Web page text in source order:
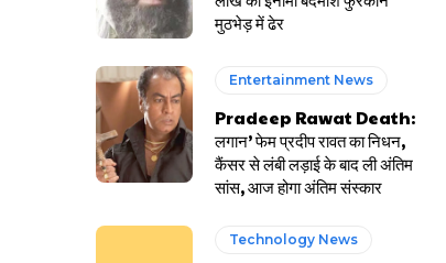
मुठभेड़ में ढेर
Entertainment News
Pradeep Rawat Death:
लगान’ फेम प्रदीप रावत का निधन,
कैंसर से लंबी लड़ाई के बाद ली अंतिम
सांस, आज होगा अंतिम संस्कार
Technology News